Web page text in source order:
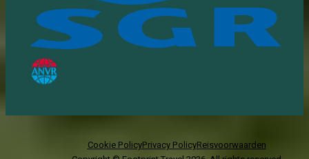
Cookie PolicyPrivacy PolicyReisvoorwaarden